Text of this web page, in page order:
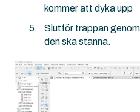
kommer att dyka upp
Slutför trappan
den ska stanna.